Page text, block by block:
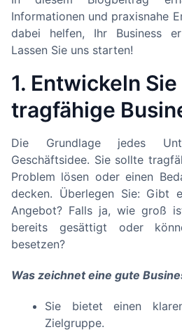
Informationen und praxisnahe
dabei helfen, Ihr Business
Lassen Sie uns starten!
1. Entwickeln
tragfähige
Die Grundlage jedes
Geschäftsidee. Sie sollte
Problem lösen oder einen
decken. Überlegen Sie: Gibt
Angebot? Falls ja, wie groß
bereits gesättigt oder
besetzen?
Was zeichnet eine gute
Sie bietet einen
Zielgruppe.